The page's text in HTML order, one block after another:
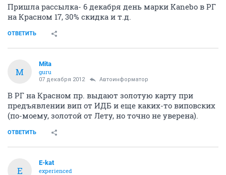
Пришла рассылка- 6 декабря день марки Kanebo в РГ
на Красном 17, 30% скидка и т.д.
ОТВЕТИТЬ
M
Mita
guru
07 декабря 2012 Автоинформатор
В РГ на Красном пр. выдают золотую карту при
предъявлении вип от ИДБ и еще каких-то виповских
(по-моему, золотой от Лету, но точно не уверена).
ОТВЕТИТЬ
E
E-kat
experienced